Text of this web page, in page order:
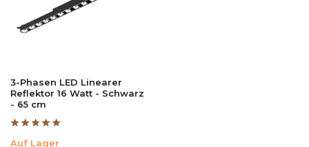
3-Phasen LED Linearer
Reflektor 16 Watt - Schwarz
- 65 cm
Auf Lager